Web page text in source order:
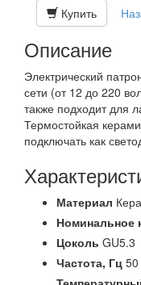
Купить
Описание
Электрический
сети (от 12 до 220
также подходит для
Термостойкая
подключать как
Материал
Номинальное
Цоколь GU5.3
Частота, Гц 50